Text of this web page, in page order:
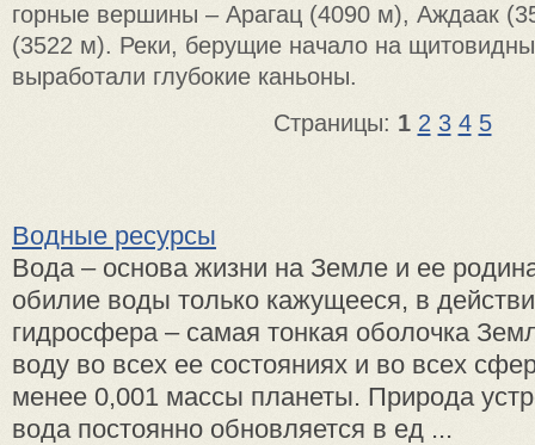
горные вершины – Арагац (4090 м), Аждаак
(3522 м). Реки, берущие начало на
выработали глубокие каньоны.
Страницы: 1 2 3 4 5
Водные ресурсы
Вода – основа жизни на Земле и ее
обилие воды только кажущееся, в
гидросфера – самая тонкая оболочка
воду во всех ее состояниях и во всех
менее 0,001 массы планеты. Природа
вода постоянно обновляется в ед ...